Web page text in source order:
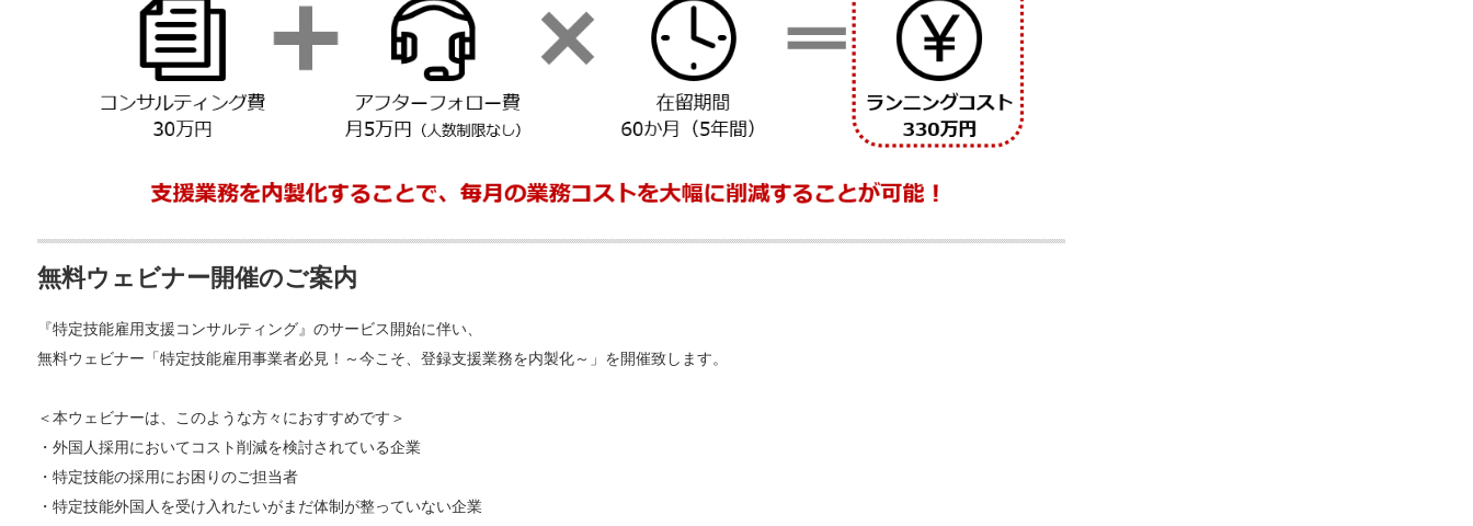
無料ウェビナー開催のご案内
『特定技能雇用支援コンサルティング』のサービス開始に伴い、
無料ウェビナー「特定技能雇用事業者必見！～今こそ、登録支援業務を内製化～」を開催致します。
＜本ウェビナーは、このような方々におすすめです＞
・外国人採用においてコスト削減を検討されている企業
・特定技能の採用にお困りのご担当者
・特定技能外国人を受け入れたいがまだ体制が整っていない企業